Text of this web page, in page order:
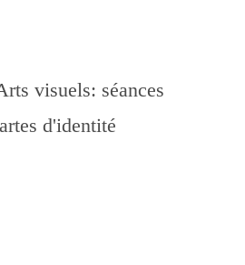
visuels: séances
d'identité